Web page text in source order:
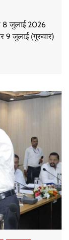
8 जुलाई 2026
9 जुलाई (गुरुवार)